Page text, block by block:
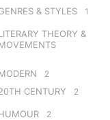
& STYLES 1
THEORY &
2
CENTURY 2
2